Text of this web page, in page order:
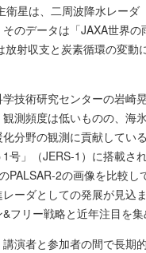
衛星は、二周波降水レー
のデータは「JAXA世界
放射収支と炭素循環の変
技術研究センターの岩崎
測頻度は低いものの、海
分野の観測に貢献してい
号」（JERS-1）に搭載さ
PALSAR-2の画像を比較
レーダとしての発展が見込
フリー戦略と近年注目を
演者と参加者の間で長期